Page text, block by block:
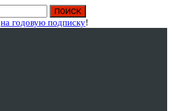
на годовую подписку!